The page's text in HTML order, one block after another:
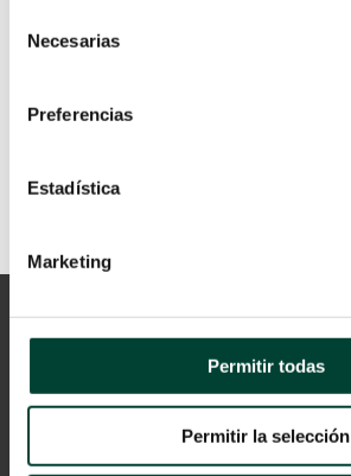
Necesarias
Preferencias
Estadística
Marketing
Permitir todas
Permitir la selección
porRosana Sánchez